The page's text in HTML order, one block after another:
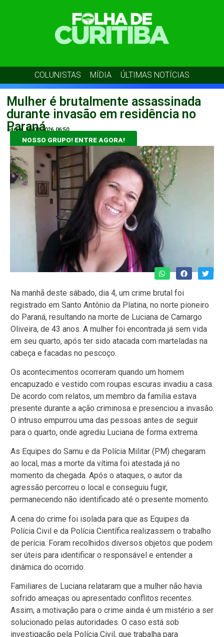
COLUNISTAS MÍDIA ÚLTIMAS NOTÍCIAS
Mulher é brutalmente assassinada
durante invasão em residência no
Paraná
admin 20/04/2026 06:50
NOSSO GRUPO! ENTRE AGORA!
Na manhã deste sábado, dia 4, um crime brutal foi
registrado em Santo Antônio da Platina, no norte pioneiro
do Paraná, resultando na morte de Luciana de Camargo
Oliveira, de 43 anos. A mulher foi encontrada já sem vida
em seu quarto, após ter sido atacada com marteladas na
cabeça e facadas no pescoço.
Os acontecimentos ocorreram quando um homem
encapuzado e vestido com roupas escuras invadiu a casa.
De acordo com relatos, um membro da família estava
presente durante a ação criminosa e presenciou a invasão.
O intruso empurrou uma das pessoas antes de seguir
para o quarto, onde agrediu Luciana de forma extrema.
As Equipes do Samu e da Polícia Militar (PM) chegaram
ao local, mas a morte da vítima foi atestada já no
momento da chegada. Após o ataques, o autor da
agressão percorreu o local e conseguiu fugir,
permanecendo não identificado até o presente momento.
A cena do crime foi isolada para que as Equipes da
Polícia Civil e da Polícia Científica realizassem o trabalho
de perícia. Foram recolhidos diversos objetos que podem
ser úteis para identificar o responsável e entender a
dinâmica do ocorrido.
Familiares de Luciana relataram que a mulher não havia
sofrido ameaças ou apresentado conflitos recentes.
Assim, a motivação para o crime ainda é um mistério a ser
solucionado pelas autoridades. O caso está sob
investigação pela Polícia Civil, que trabalha para